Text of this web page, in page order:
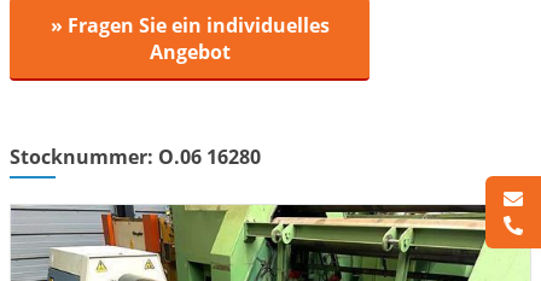
» Fragen Sie ein individuelles
Angebot
Stocknummer: O.06 16280